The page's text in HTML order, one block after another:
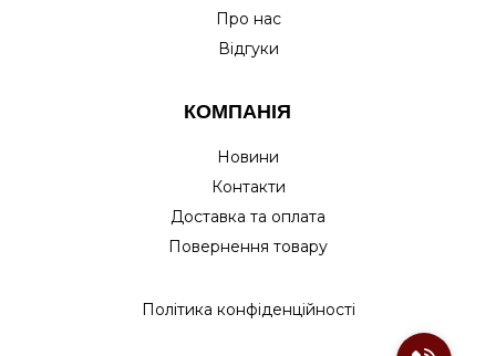
Про нас
Відгуки
КОМПАНІЯ
Новини
Контакти
Доставка та оплата
Повернення товару
Політика конфіденційності